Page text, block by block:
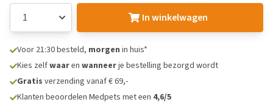
In winkelwagen
Voor 21:30 besteld, morgen in huis*
Kies zelfwaaren wanneerje bestelling bezorgd wordt
Gratis verzending vanaf € 69,-
Klanten beoordelen Medpets met een 4,6/5